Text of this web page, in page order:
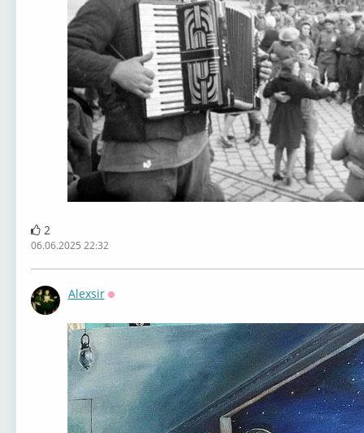
2
06.06.2025 22:32
Alexsir